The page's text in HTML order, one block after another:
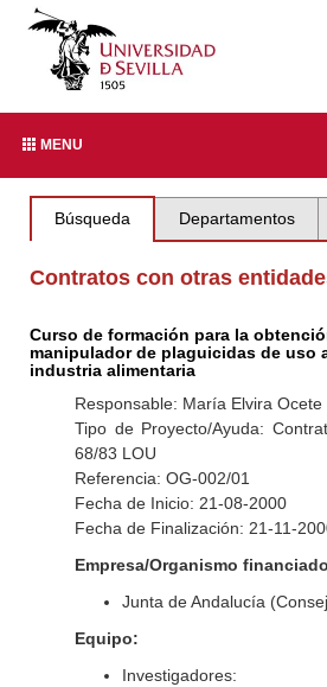
MENU
Búsqueda Departamentos
Contratos con otras
Curso de formación para la
manipulador de plaguicidas de uso
industria alimentaria
Responsable: María Elvira Ocete
Tipo de Proyecto/Ayuda:
68/83 LOU
Referencia: OG-002/01
Fecha de Inicio: 21-08-2000
Fecha de Finalización: 21-11-
Empresa/Organismo
Junta de Andalucía
Equipo:
Investigadores: